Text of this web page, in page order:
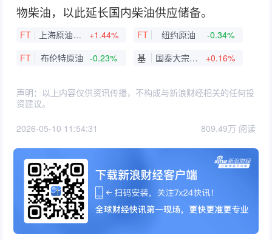
物柴油，以此延长国内柴油供应储备。
FT 上海原油连续 +1.44% FT 纽约原油
-0.34%
FT
布伦特原油 -0.23% 基 国泰大宗商品(QDII-LOF)A +0.16%
声明：以上内容仅供资讯传播，不构成与新浪财经相关的任何投
资建议。
2026-05-10 11:54:31 809.49万 阅读